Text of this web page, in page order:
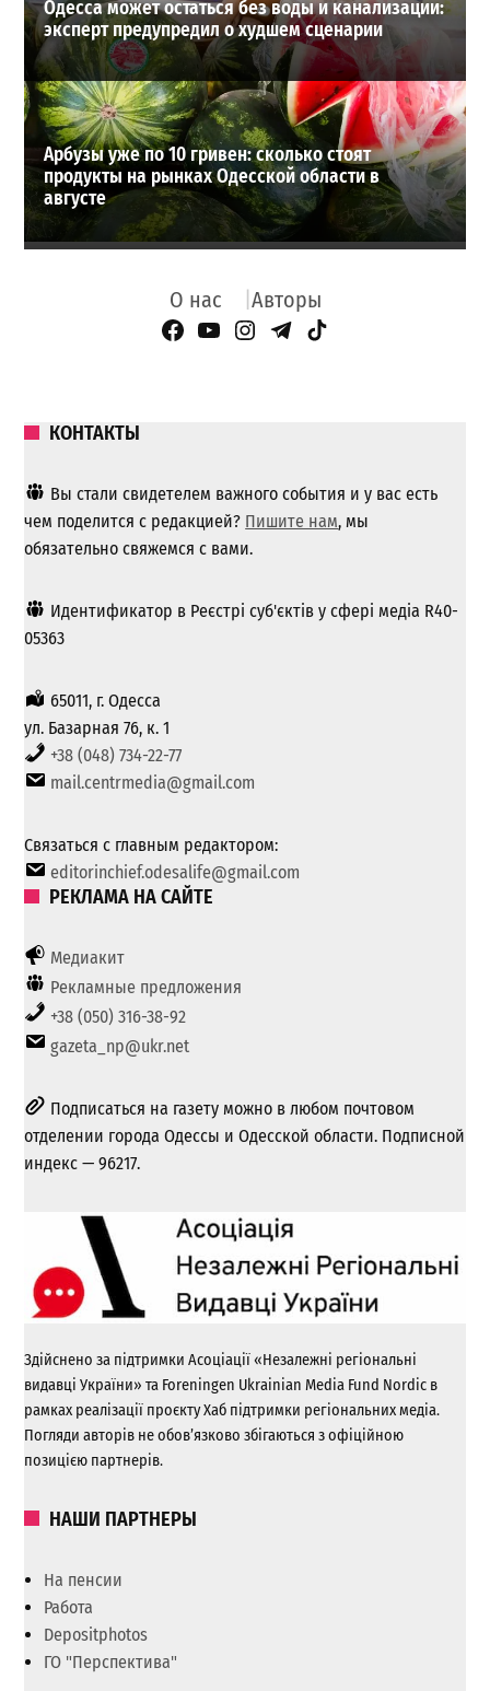
Одесса может остаться без воды и канализации:
эксперт предупредил о худшем сценарии
Арбузы уже по 10 гривен: сколько стоят
продукты на рынках Одесской области в
августе
О нас Авторы
Facebook Page
YouTube
Instagram
Telegram
TikTok
КОНТАКТЫ
Вы стали свидетелем важного события и у вас есть
чем поделится с редакцией? Пишите нам, мы
обязательно свяжемся с вами.
Идентификатор в Реєстрі суб'єктів у сфері медіа R40-
05363
65011, г. Одесса
ул. Базарная 76, к. 1
+38 (048) 734-22-77
mail.centrmedia@gmail.com
Связаться с главным редактором:
editorinchief.odesalife@gmail.com
РЕКЛАМА НА САЙТЕ
Медиакит
Рекламные предложения
+38 (050) 316-38-92
gazeta_np@ukr.net
Подписаться на газету можно в любом почтовом
отделении города Одессы и Одесской области. Подписной
индекс — 96217.
Здійснено за підтримки Асоціації «Незалежні регіональні
видавці України» та Foreningen Ukrainian Media Fund Nordic в
рамках реалізації проєкту Хаб підтримки регіональних медіа.
Погляди авторів не обов’язково збігаються з офіційною
позицією партнерів.
НАШИ ПАРТНЕРЫ
На пенсии
Работа
Depositphotos
ГО "Перспектива"